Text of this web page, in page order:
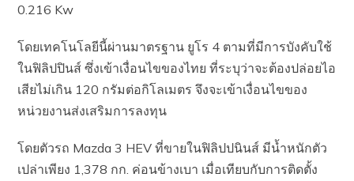
0.216 Kw
โดยเทคโนโลยีนี้ผ่านมาตรฐาน ยูโร 4 ตามที่มีการบังคับใช้
ในฟิลิปปินส์ ซึ่งเข้าเงื่อนไขของไทย ที่ระบุว่าจะต้องปล่อยไอ
เสียไม่เกิน 120 กรัมต่อกิโลเมตร จึงจะเข้าเงื่อนไขของ
หน่วยงานส่งเสริมการลงทุน
โดยตัวรถ Mazda 3 HEV ที่ขายในฟิลิปปนินส์ มีน้ำหนักตัว
เปล่าเพียง 1,378 กก. ค่อนข้างเบา เมื่อเทียบกับการติดตั้ง